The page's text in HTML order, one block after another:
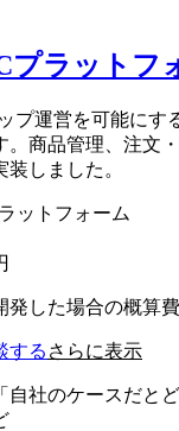
プラットフ
プ運営を可能にす
。商品管理、注文
しました。
ットフォーム
した場合の概算
する さらに表示
自社のケースだと